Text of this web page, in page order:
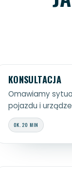
KONSULTACJA
Omawiamy
pojazdu i
OK. 20 MIN